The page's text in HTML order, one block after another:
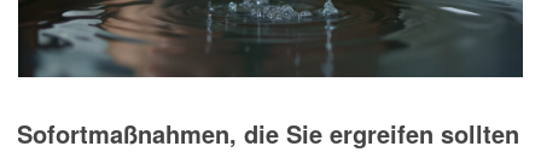
Sofortmaßnahmen, die Sie ergreifen sollten